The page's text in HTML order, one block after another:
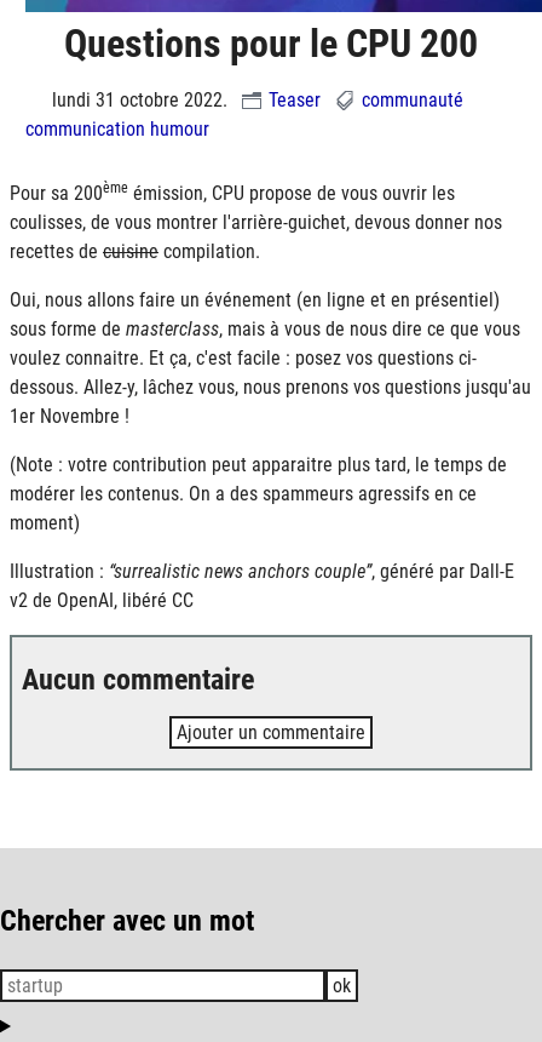
Questions pour le CPU 200
lundi 31 octobre 2022. Teaser
communauté
communication humour
Pour sa 200ème émission, CPU propose de vous ouvrir les
coulisses, de vous montrer l'arrière-guichet, devous donner nos
recettes de cuisine compilation.
Oui, nous allons faire un événement (en ligne et en présentiel)
sous forme de masterclass, mais à vous de nous dire ce que vous
voulez connaitre. Et ça, c'est facile : posez vos questions ci-
dessous. Allez-y, lâchez vous, nous prenons vos questions jusqu'au
1er Novembre !
(Note : votre contribution peut apparaitre plus tard, le temps de
modérer les contenus. On a des spammeurs agressifs en ce
moment)
Illustration : surrealistic news anchors couple , généré par Dall-E
v2 de OpenAI, libéré CC
Aucun commentaire
Ajouter un commentaire
Chercher avec un mot
ok